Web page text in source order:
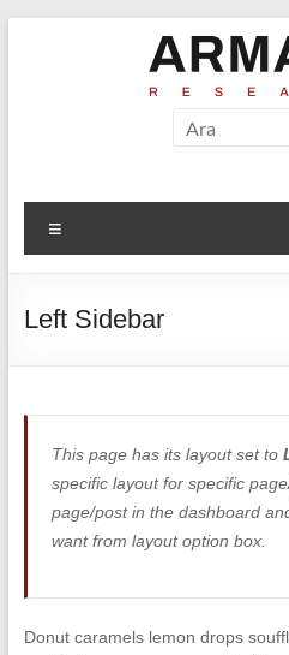
Armada
İletişim
Danışmanlığı
Left Sidebar
This page has its layout set to
specific layout for specific
page/post in the dashboard
want from layout option box.
Donut caramels lemon drops